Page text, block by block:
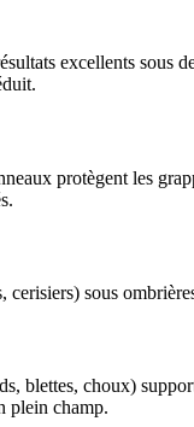
excellents sous
protègent les
sous
blettes, choux)
plein champ.